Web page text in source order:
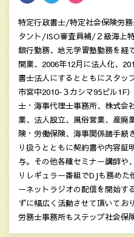
特定行政書士/特定社会保険労
タント/ISO審査員補/２級海上
銀行勤務、地元学習塾勤務を経
開業、2006年12月に法人化、
書士法人にするとともにスタッ
市宮中2010‐３カシマ95ビル1F
士・海事代理士事務所、株式会
業、法人設立、風俗営業、産廃
険・労働保険、海事関係諸手続
り扱うとともに契約書や内容証
与。その他各種セミナー講師や
りレギュラー番組でDJも務め
ーネットラジオの配信を開始す
ずに幅広く活動させて頂いてお
労務士事務所もステップ社会保